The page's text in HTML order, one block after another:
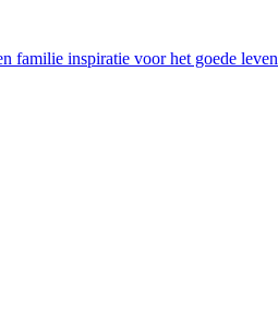
familie inspiratie voor het goede leven